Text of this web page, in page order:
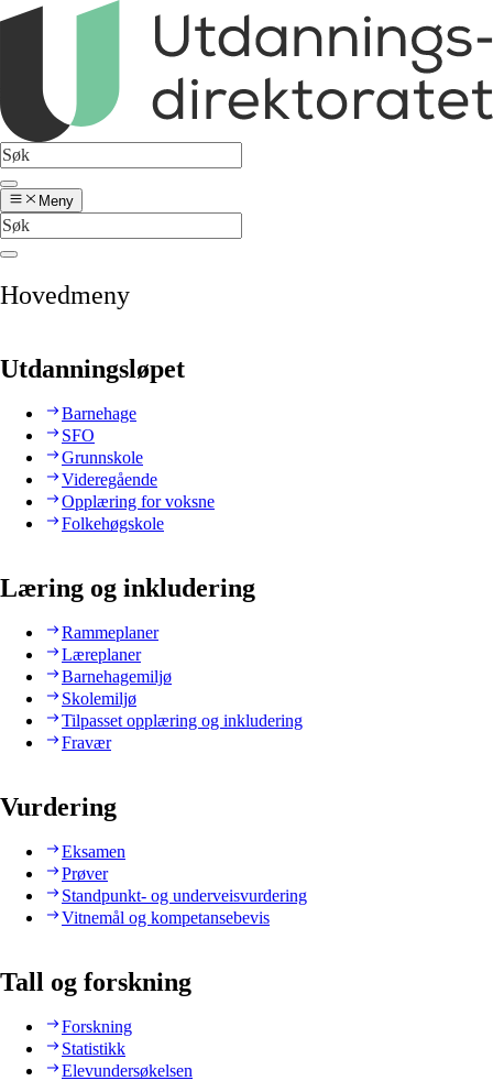
Meny
Hovedmeny
Utdanningsløpet
Barnehage
SFO
Grunnskole
Videregående
Opplæring for voksne
Folkehøgskole
Læring og inkludering
Rammeplaner
Læreplaner
Barnehagemiljø
Skolemiljø
Tilpasset opplæring og inkludering
Fravær
Vurdering
Eksamen
Prøver
Standpunkt- og underveisvurdering
Vitnemål og kompetansebevis
Tall og forskning
Forskning
Statistikk
Elevundersøkelsen